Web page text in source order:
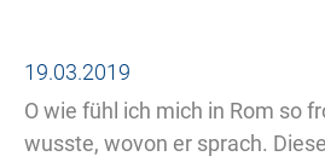
19.03.2019
O wie fühl ich mich in Rom so
wusste, wovon er sprach.